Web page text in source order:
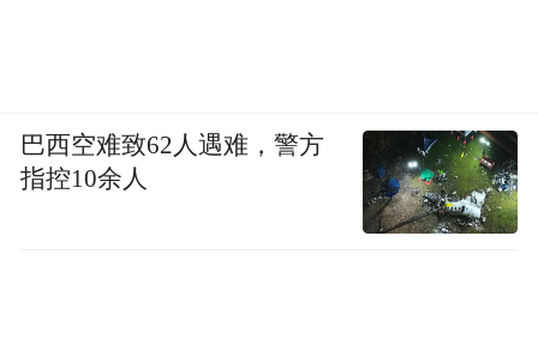
巴西空难致62人遇难，警方
指控10余人